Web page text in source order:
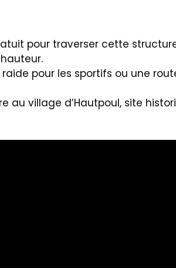
pour traverser cette
pour les sportifs ou une
au village d’Hautpoul, site